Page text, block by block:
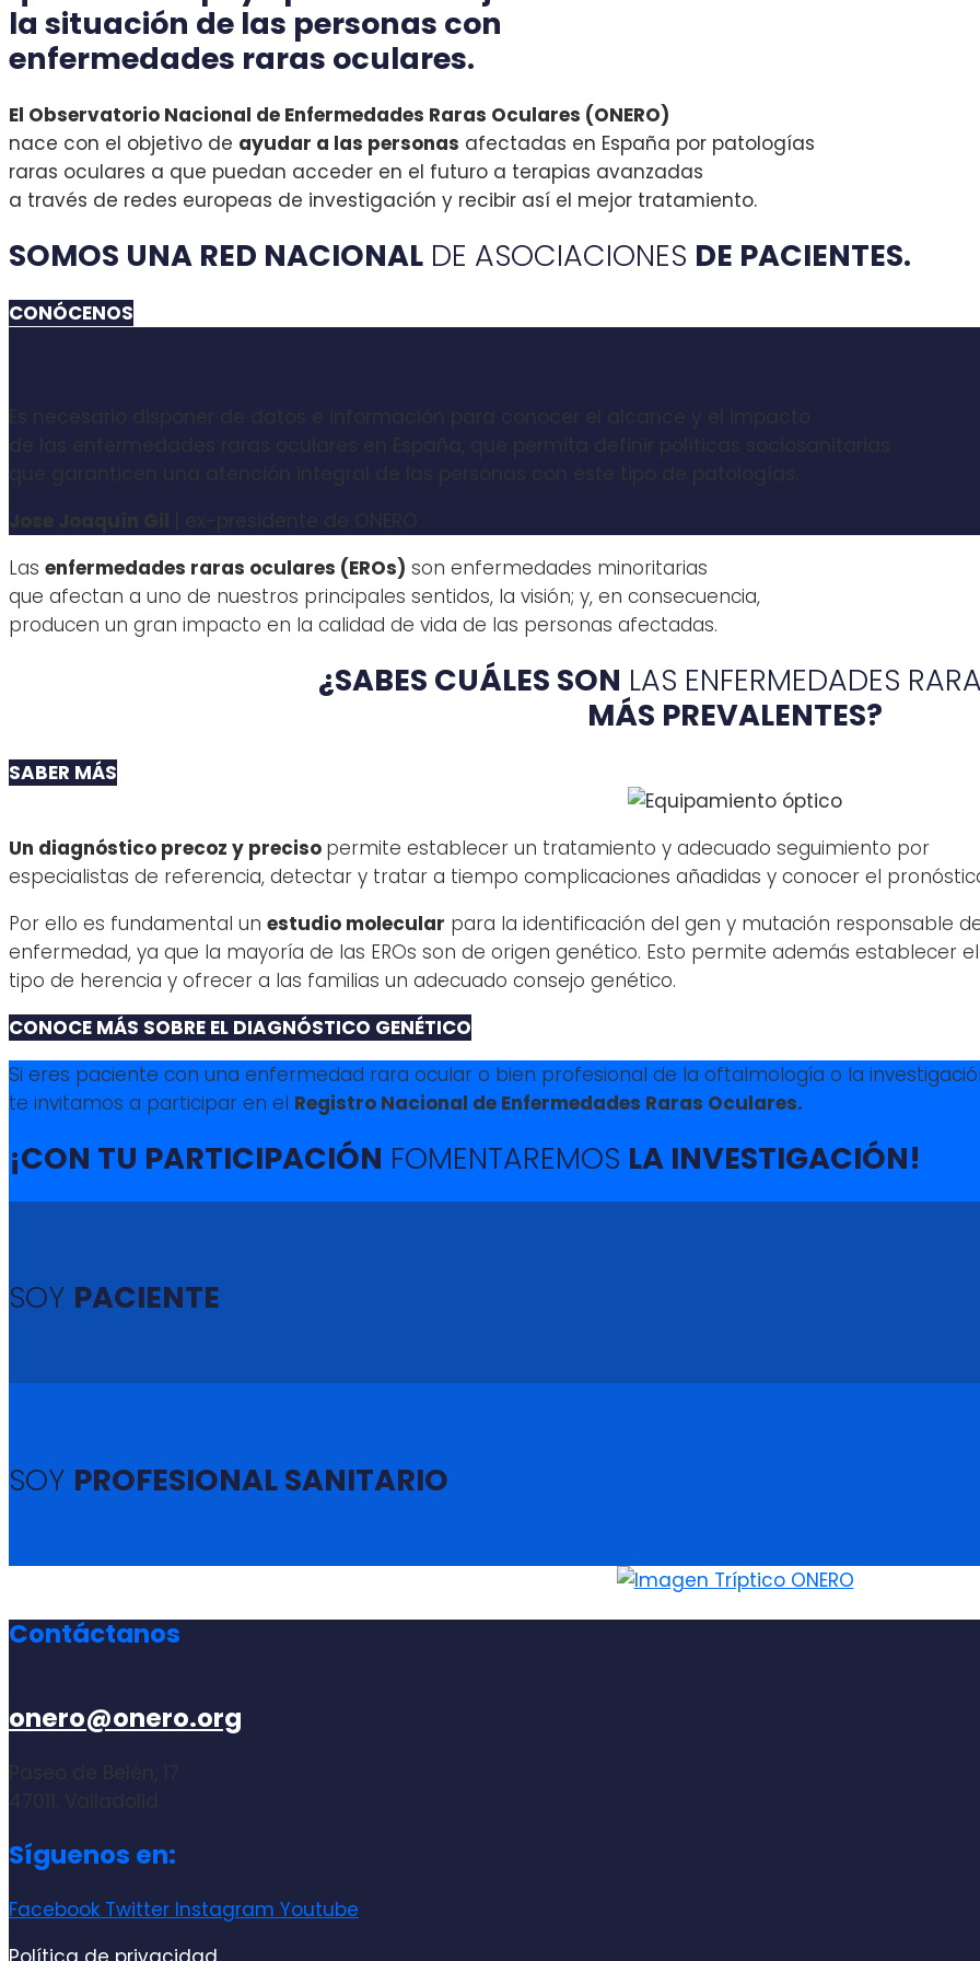
la situación de las personas con
enfermedades raras oculares.
El Observatorio Nacional de Enfermedades Raras Oculares (ONERO)
nace con el objetivo de ayudar a las personas afectadas en España por patologías
raras oculares a que puedan acceder en el futuro a terapias avanzadas
a través de redes europeas de investigación y recibir así el mejor tratamiento.
SOMOS UNA RED NACIONAL DE ASOCIACIONES DE PACIENTES.
CONÓCENOS
Las enfermedades raras oculares (EROs) son enfermedades minoritarias
que afectan a uno de nuestros principales sentidos, la visión; y, en consecuencia,
producen un gran impacto en la calidad de vida de las personas afectadas.
¿SABES CUÁLES SON LAS ENFERMEDADES
MÁS PREVALENTES?
SABER MÁS
Un diagnóstico precoz y preciso permite establecer un tratamiento y adecuado seguimiento por
especialistas de referencia, detectar y tratar a tiempo complicaciones añadidas y conocer el
Por ello es fundamental un estudio molecular para la identificación del gen y mutación responsable
enfermedad, ya que la mayoría de las EROs son de origen genético. Esto permite además establecer el
tipo de herencia y ofrecer a las familias un adecuado consejo genético.
CONOCE MÁS SOBRE EL DIAGNÓSTICO GENÉTICO
Si eres paciente con una enfermedad rara ocular o bien profesional de la oftalmología o la
te invitamos a participar en el Registro Nacional de Enfermedades Raras Oculares.
¡CON TU PARTICIPACIÓN FOMENTAREMOS LA INVESTIGACIÓN!
SOY PACIENTE
SOY PROFESIONAL SANITARIO
Contáctanos
onero@onero.org
Síguenos en:
Facebook Twitter Instagram Youtube